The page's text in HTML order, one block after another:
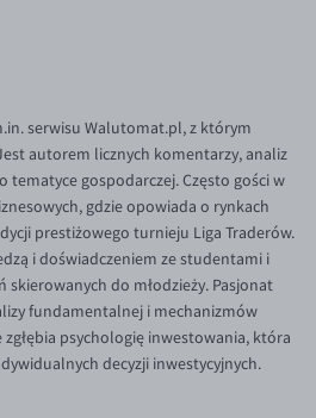
serwisu Walutomat.pl, z którym
autorem licznych komentarzy, analiz
tematyce gospodarczej. Często gości w
gdzie opowiada o rynkach
prestiżowego turnieju Liga Traderów.
i doświadczeniem ze studentami i
skierowanych do młodzieży. Pasjonat
fundamentalnej i mechanizmów
psychologię inwestowania, która
decyzji inwestycyjnych.